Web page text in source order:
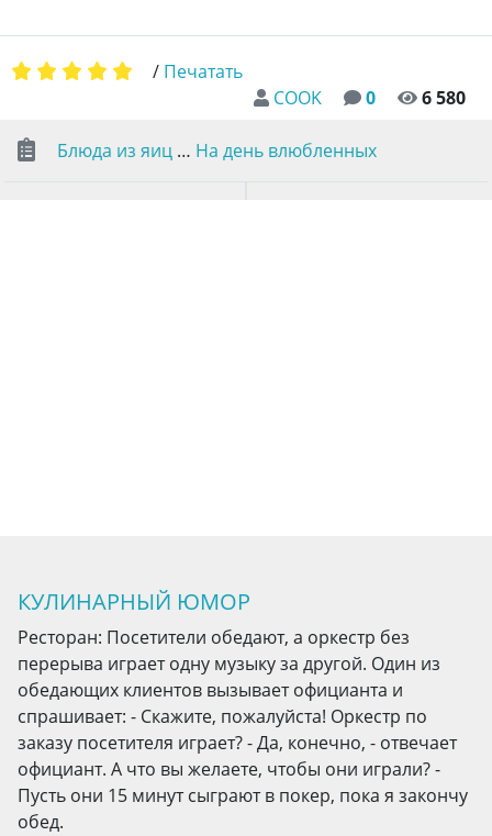
COOK 0 6 580
/ Печатать
Блюда из яиц … На день влюбленных
КУЛИНАРНЫЙ ЮМОР
Ресторан: Посетители обедают, а оркестр без
перерыва играет одну музыку за другой. Один из
обедающих клиентов вызывает официанта и
спрашивает: - Скажите, пожалуйста! Оркестр по
заказу посетителя играет? - Да, конечно, - отвечает
официант. А что вы желаете, чтобы они играли? -
Пусть они 15 минут сыграют в покер, пока я закончу
обед.